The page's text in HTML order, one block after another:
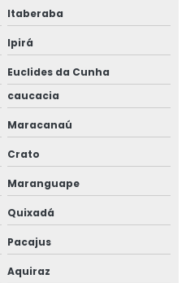
Itaberaba
Ipirá
Euclides da Cunha
caucacia
Maracanaú
Crato
Maranguape
Quixadá
Pacajus
Aquiraz